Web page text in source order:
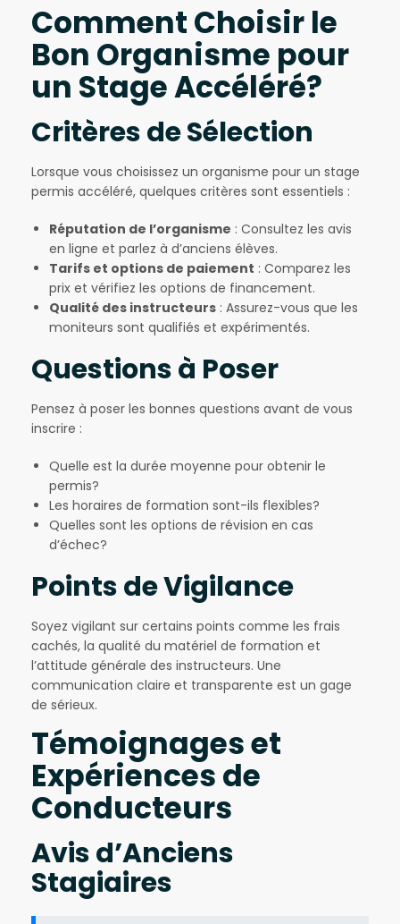
Comment Choisir le
Bon Organisme pour
un Stage Accéléré?
Critères de Sélection
Lorsque vous choisissez un organisme pour un stage
permis accéléré, quelques critères sont essentiels :
Réputation de l’organisme : Consultez les avis
en ligne et parlez à d’anciens élèves.
Tarifs et options de paiement : Comparez les
prix et vérifiez les options de financement.
Qualité des instructeurs : Assurez-vous que les
moniteurs sont qualifiés et expérimentés.
Questions à Poser
Pensez à poser les bonnes questions avant de vous
inscrire :
Quelle est la durée moyenne pour obtenir le
permis?
Les horaires de formation sont-ils flexibles?
Quelles sont les options de révision en cas
d’échec?
Points de Vigilance
Soyez vigilant sur certains points comme les frais
cachés, la qualité du matériel de formation et
l’attitude générale des instructeurs. Une
communication claire et transparente est un gage
de sérieux.
Témoignages et
Expériences de
Conducteurs
Avis d’Anciens
Stagiaires